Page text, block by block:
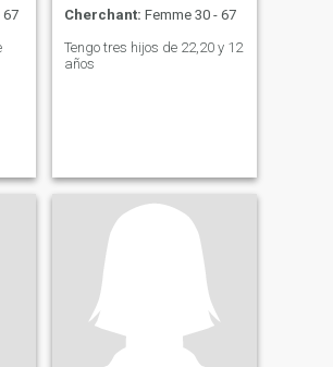
67
Cherchant: Femme 30 - 67
Tengo tres hijos de 22,20 y 12
años